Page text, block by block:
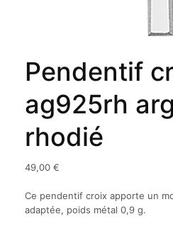
Pendentif
ag925rh
rhodié
49,00 €
Ce pendentif croix apporte un
adaptée, poids métal 0,9 g.